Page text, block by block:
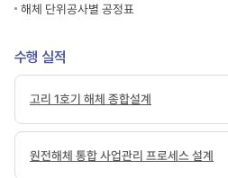
철거
(SF)
반출이
뒤,
계통과
구조물을
해체 단위공사별 공정표
수행 실적
고리 1호기 해체 종합설계
원전해체 통합 사업관리 프로세스 설계